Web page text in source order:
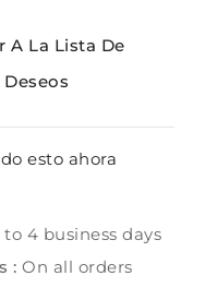
A La Lista De
Deseos
esto ahora
to 4 business days
:On all orders